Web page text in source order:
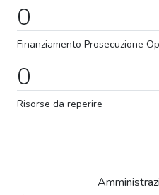
0
Finanziamento Prosecuzione
0
Risorse da reperire